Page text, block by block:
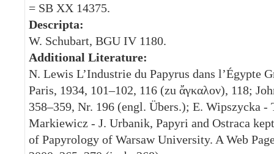
= SB XX 14375.
Descripta:
W. Schubart, BGU IV 1180.
Additional Literature:
N. Lewis L’Industrie du Papyrus dans l’Égypte
Paris, 1934, 101–102, 116 (zu ἄγκαλον), 118;
358–359, Nr. 196 (engl. Übers.); E. Wipszycka -
Markiewicz - J. Urbanik, Papyri and Ostraca
of Papyrology of Warsaw University. A Web